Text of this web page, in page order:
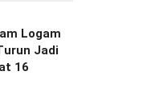
Logam
Jadi
16